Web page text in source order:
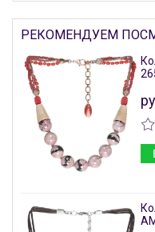
РЕКОМЕНДУЕМ